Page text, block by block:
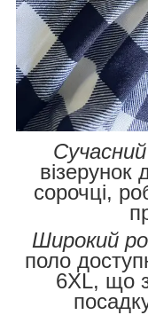
Сучасний
візерунок
сорочці,
Широкий
поло
6XL, що